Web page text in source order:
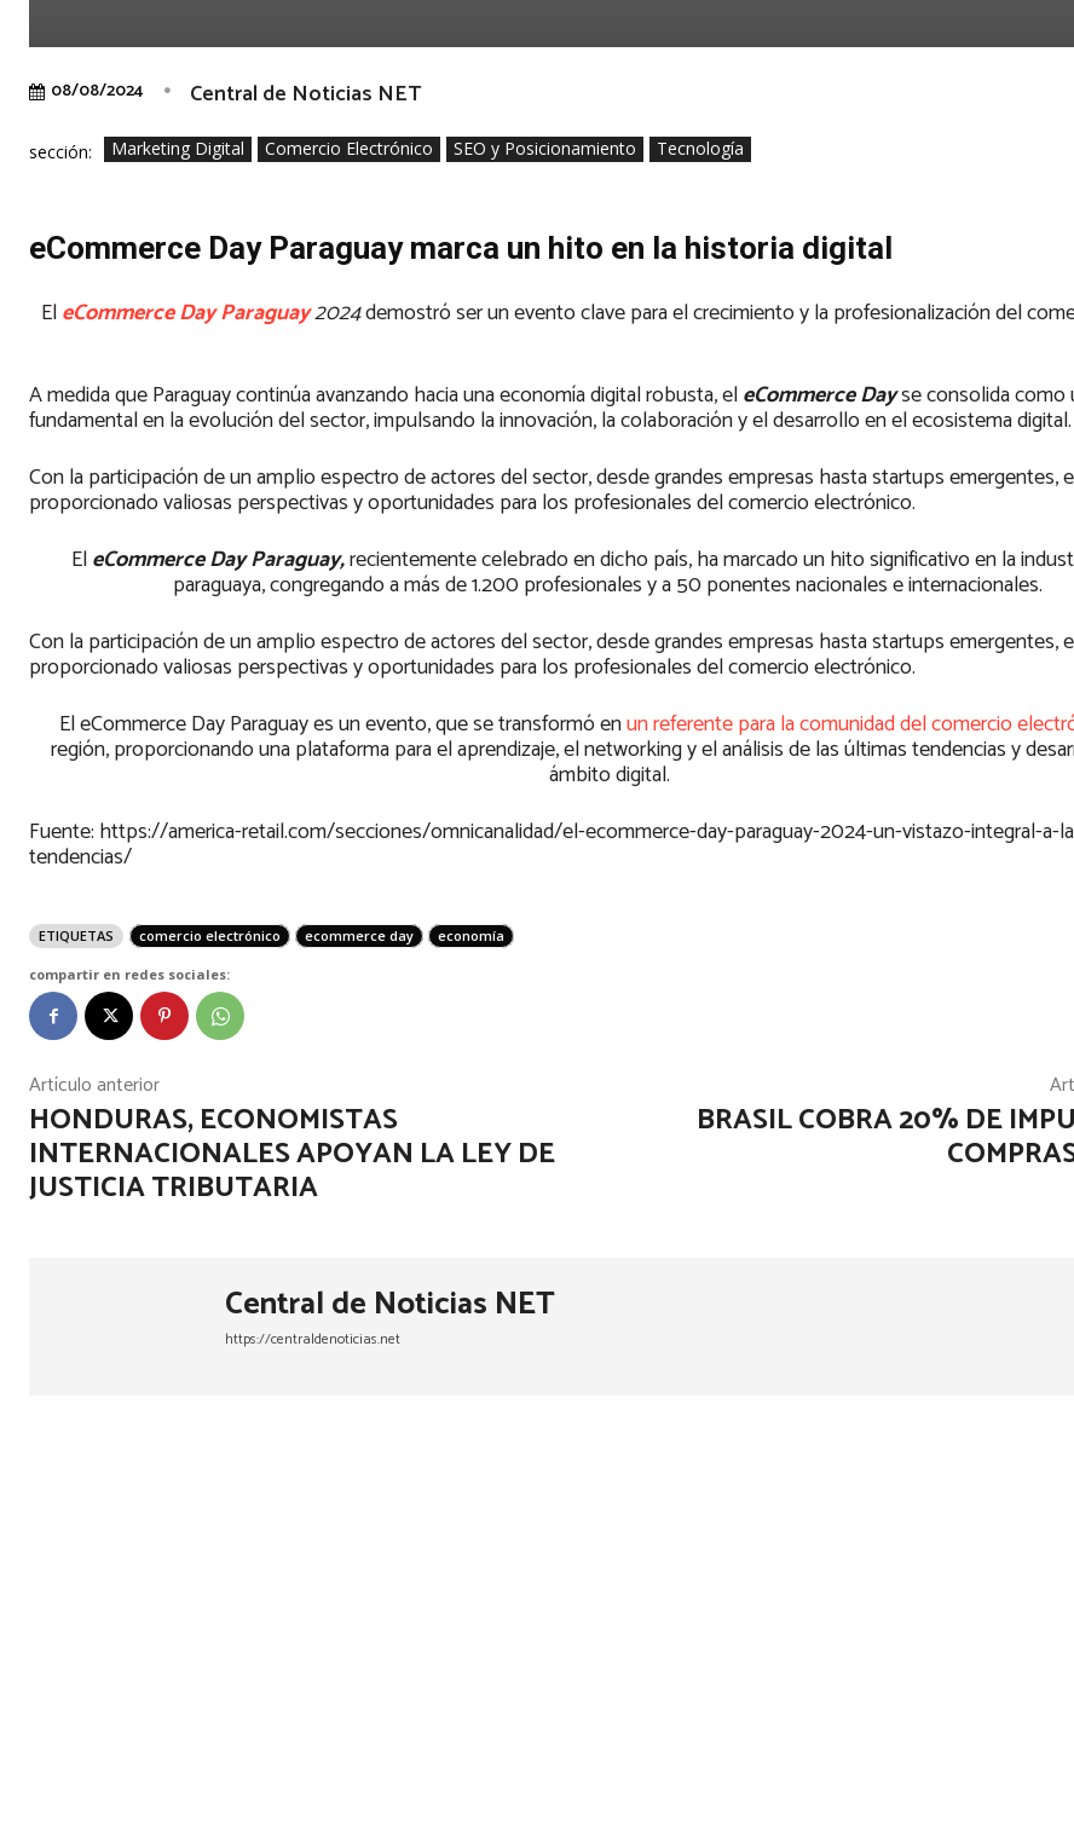
08/08/2024 Central de Noticias NET
sección: Marketing Digital Comercio Electrónico SEO y Posicionamiento Tecnología
eCommerce Day Paraguay marca un hito en la historia digital
EleCommerce Day Paraguay2024demostró ser un evento clave para el crecimiento y la profesionalización del
A medida que Paraguay continúa avanzando hacia una economía digital robusta, eleCommerce Dayse consolida como
fundamental en la evolución del sector, impulsando la innovación, la colaboración y el desarrollo en el ecosistema digital.
Con la participación de un amplio espectro de actores del sector, desde grandes empresas hasta startups emergentes,
proporcionado valiosas perspectivas y oportunidades para los profesionales del comercio electrónico.
EleCommerce Day Paraguay,recientemente celebrado en dicho país, ha marcado un hito significativo en la
paraguaya, congregando a más de 1.200 profesionales y a 50 ponentes nacionales e internacionales.
Con la participación de un amplio espectro de actores del sector, desde grandes empresas hasta startups emergentes,
proporcionado valiosas perspectivas y oportunidades para los profesionales del comercio electrónico.
El eCommerce Day Paraguay es un evento, que se transformó enun referente para la comunidad del comercio
región, proporcionando una plataforma para el aprendizaje, el networking y el análisis de las últimas tendencias y
ámbito digital.
Fuente: https://america-retail.com/secciones/omnicanalidad/el-ecommerce-day-paraguay-2024-un-vistazo-integral-a-
tendencias/
ETIQUETAS comercio electrónico ecommerce day economía
compartir en redes sociales:
Artículo anterior
HONDURAS, ECONOMISTAS
INTERNACIONALES APOYAN LA LEY DE
JUSTICIA TRIBUTARIA
BRASIL COBRA 20% DE
Central de Noticias NET
https://centraldenoticias.net